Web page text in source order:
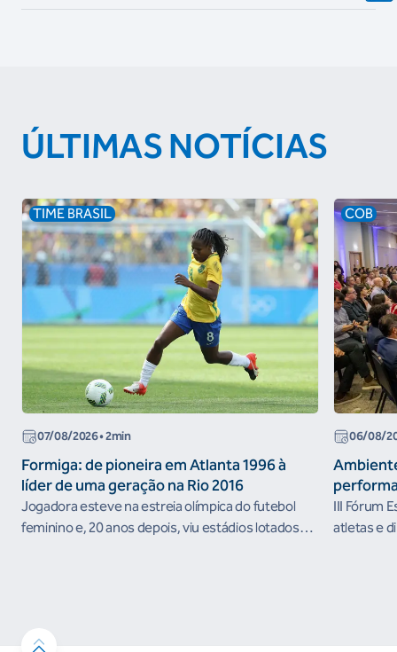
ÚLTIMAS NOTÍCIAS
TIME BRASIL
07/08/2026• 2min
Formiga: de pioneira em Atlanta 1996 à
líder de uma geração na Rio 2016
Jogadora esteve na estreia olímpica do futebol
feminino e, 20 anos depois, viu estádios lotados
COB
06/08/
III Fórum
atletas e